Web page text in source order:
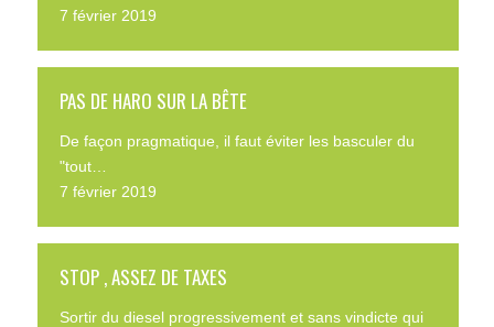
7 février 2019
PAS DE HARO SUR LA BÊTE
De façon pragmatique, il faut éviter les basculer du
"tout…
7 février 2019
STOP , ASSEZ DE TAXES
Sortir du diesel progressivement et sans vindicte qui